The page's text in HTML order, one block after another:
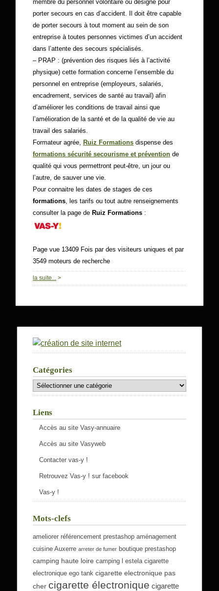
membre du personnel volontaire ou désigné pour
porter secours en cas d’accident. Il doit être capable
de porter secours à tout moment au sein de son
entreprise à toutes personnes victimes d’un accident
dans l’attente des secours spécialisés.
– PRAP : (prévention des risques liés à l’activité
physique) cette formation concerne l’ensemble du
personnel en entreprise (employeurs, salariés,
encadrement, services de santé au travail) afin
d’améliorer les conditions de travail ainsi que
l’amélioration de la santé et de la qualité de vie au
travail des salariés.
Formateur agrée, Ruiz Formations dispense des
formations sécurité secourisme et prévention de
qualité qui vous permettront peut-être, un jour ou
l’autre, de sauver une vie.
Pour connaitre les dates de stages de ces
formations, les tarifs ou tout autre renseignements
consulter la page de Ruiz Formations :
Page vue 13409 Fois par des visiteurs uniques et par
3549 moteurs de recherche
la suite... >
Catégories
Catégories
Liens
Accès au site Vasy-annuaire
Accès au site Vasyweb
Contacter vas-y !
Retrouvez Vas-y ! sur facebook
Vas-y !
Mots-clefs
ameliorer référencement prestashop aménagement
cuisine Auxerre arreter de fumer boutique prestashop
camping haute loire camping l estela cigarette
electronique ego tank cigarette electronique pas
cher cigarette électronique cigarette